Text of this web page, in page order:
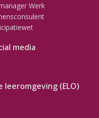
Werk
media
leeromgeving (ELO)